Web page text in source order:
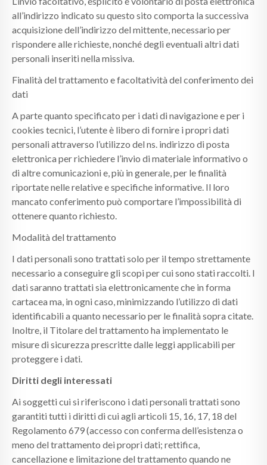
all’indirizzo indicato su questo sito comporta la successiva
acquisizione dell’indirizzo del mittente, necessario per
rispondere alle richieste, nonché degli eventuali altri dati
personali inseriti nella missiva.
Finalità del trattamento e facoltatività del conferimento dei
dati
A parte quanto specificato per i dati di navigazione e per i
cookies tecnici, l’utente è libero di fornire i propri dati
personali attraverso l’utilizzo del ns. indirizzo di posta
elettronica per richiedere l’invio di materiale informativo o
di altre comunicazioni e, più in generale, per le finalità
riportate nelle relative e specifiche informative. Il loro
mancato conferimento può comportare l’impossibilità di
ottenere quanto richiesto.
Modalità del trattamento
I dati personali sono trattati solo per il tempo strettamente
necessario a conseguire gli scopi per cui sono stati raccolti. I
dati saranno trattati sia elettronicamente che in forma
cartacea ma, in ogni caso, minimizzando l’utilizzo di dati
identificabili a quanto necessario per le finalità sopra citate.
Inoltre, il Titolare del trattamento ha implementato le
misure di sicurezza prescritte dalle leggi applicabili per
proteggere i dati.
Diritti degli interessati
Ai soggetti cui si riferiscono i dati personali trattati sono
garantiti tutti i diritti di cui agli articoli 15, 16, 17, 18 del
Regolamento 679 (accesso con conferma dell’esistenza o
meno del trattamento dei propri dati; rettifica,
cancellazione e limitazione del trattamento quando ne